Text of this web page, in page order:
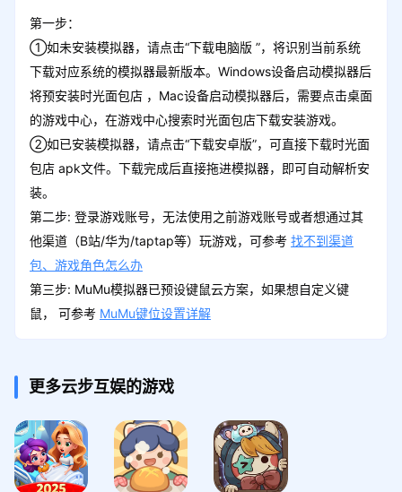
第一步：
①如未安装模拟器，请点击“下载电脑版 ”，将识别当前系统
下载对应系统的模拟器最新版本。Windows设备启动模拟器后
将预安装时光面包店 ，Mac设备启动模拟器后，需要点击桌面
的游戏中心，在游戏中心搜索时光面包店下载安装游戏。
②如已安装模拟器，请点击“下载安卓版”，可直接下载时光面
包店 apk文件。下载完成后直接拖进模拟器，即可自动解析安
装。
第二步: 登录游戏账号，无法使用之前游戏账号或者想通过其
他渠道（B站/华为/taptap等）玩游戏，可参考 找不到渠道
包、游戏角色怎么办
第三步: MuMu模拟器已预设键鼠云方案，如果想自定义键
鼠， 可参考 MuMu键位设置详解
更多云步互娱的游戏